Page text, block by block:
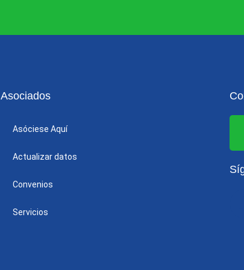
Asociados
Asóciese Aquí
Actualizar datos
Convenios
Servicios